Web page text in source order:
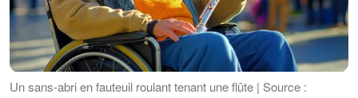
Un sans-abri en fauteuil roulant tenant une flûte | Source :